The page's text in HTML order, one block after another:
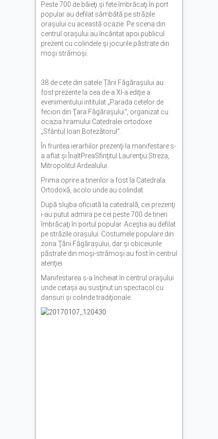
Peste 700 de băieţi şi fete îmbrăcaţi în port
popular au defilat sâmbătă pe străzile
oraşului cu această ocazie. Pe scena din
centrul oraşului au încântat apoi publicul
prezent cu colindele şi jocurile păstrate din
moşi strămoşi.
38 de cete din satele Țării Făgărașului au
fost prezente la cea de-a XI-a ediţie a
evenimentului intitulat „Parada cetelor de
feciori din Ţara Făgăraşului“, organizat cu
ocazia hramului Catedralei ortodoxe
„Sfântul Ioan Botezătorul“.
În fruntea ierarhilor prezenţi la manifestare s-
a aflat şi ÎnaltPreaSfinţitul Laurenţiu Streza,
Mitropolitul Ardealului.
Prima oprire a tinerilor a fost la Catedrala
Ortodoxă, acolo unde au colindat.
După slujba oficiată la catedrală, cei prezenţi
i-au putut admira pe cei peste 700 de tineri
îmbrăcaţi în portul popular. Aceştia au defilat
pe străzile oraşului. Costumele populare din
zona Ţării Făgăraşului, dar şi obiceiurile
păstrate din moşi-strămoşi au fost în centrul
atenţiei.
Manifestarea s-a încheiat în centrul oraşului
unde cetaşii au susţinut un spectacol cu
dansuri şi colinde tradiţionale.